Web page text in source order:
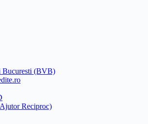
Bucuresti (BVB)
Reciproc)